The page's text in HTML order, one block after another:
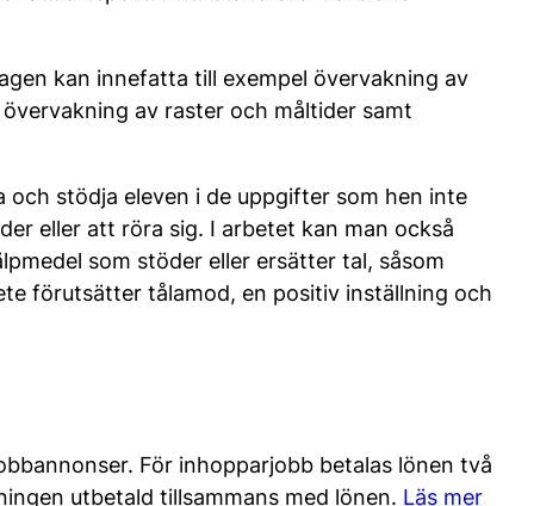
kan innefatta till exempel övervakning av
av raster och måltider samt
stödja eleven i de uppgifter som hen inte
eller att röra sig. I arbetet kan man också
som stöder eller ersätter tal, såsom
förutsätter tålamod, en positiv inställning och
För inhopparjobb betalas lönen två
utbetald tillsammans med lönen. Läs mer